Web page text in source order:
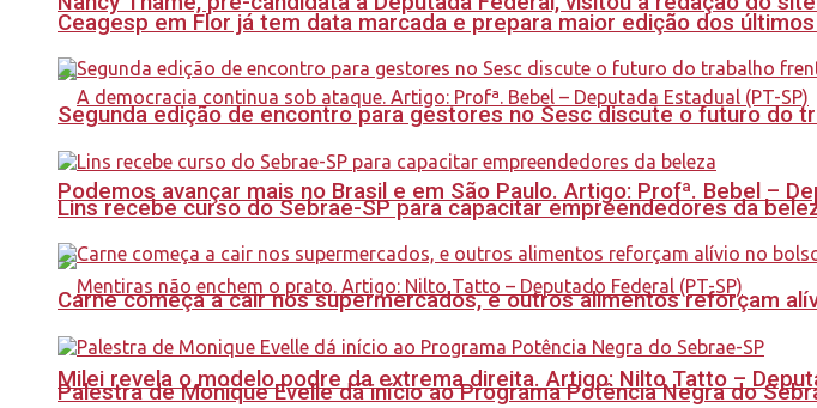
Podemos avançar mais no Brasil e em São Paulo. Artigo: Profª. Bebel –
Milei revela o modelo podre da extrema direita. Artigo: Nilto Tatto –
Ceagesp em Flor já tem data marcada e prepara maior edição dos
Segunda edição de encontro para gestores no Sesc discute o futuro do
Lins recebe curso do Sebrae-SP para capacitar empreendedores da
Carne começa a cair nos supermercados, e outros alimentos reforçam
Palestra de Monique Evelle dá início ao Programa Potência Negra do